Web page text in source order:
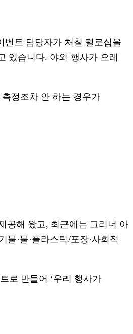
벤트 담당자가 처칠 펠로십을
있습니다. 야외 행사가 으레
정조차 안 하는 경우가
공해 왔고, 최근에는 그리너 아
·물·플라스틱/포장·사회적
로 만들어 ‘우리 행사가